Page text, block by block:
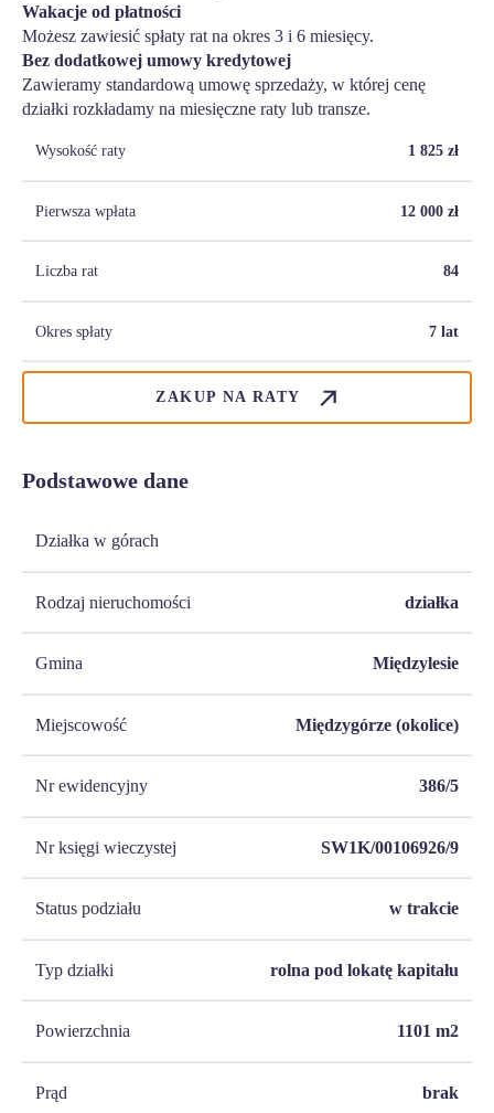
Wakacje od płatności
Możesz zawiesić spłaty rat na okres 3 i 6 miesięcy.
Bez dodatkowej umowy kredytowej
Zawieramy standardową umowę sprzedaży, w której cenę
działki rozkładamy na miesięczne raty lub transze.
Wysokość raty 1 825 zł
Pierwsza wpłata 12 000 zł
Liczba rat 84
Okres spłaty 7 lat
ZAKUP NA RATY
Podstawowe dane
Działka w górach
Rodzaj nieruchomości działka
Gmina Międzylesie
Miejscowość Międzygórze (okolice)
Nr ewidencyjny 386/5
Nr księgi wieczystej SW1K/00106926/9
Status podziału w trakcie
Typ działki rolna pod lokatę kapitału
Powierzchnia 1101 m2
Prąd brak